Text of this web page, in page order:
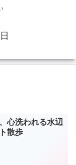
心洗われる水辺
散歩